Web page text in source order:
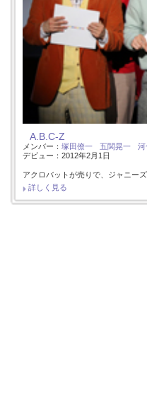
A.B.C-Z
メンバー： 塚田僚一 五関晃一 河
デビュー：2012年2月1日
アクロバットが売りで、ジャニー
詳しく見る